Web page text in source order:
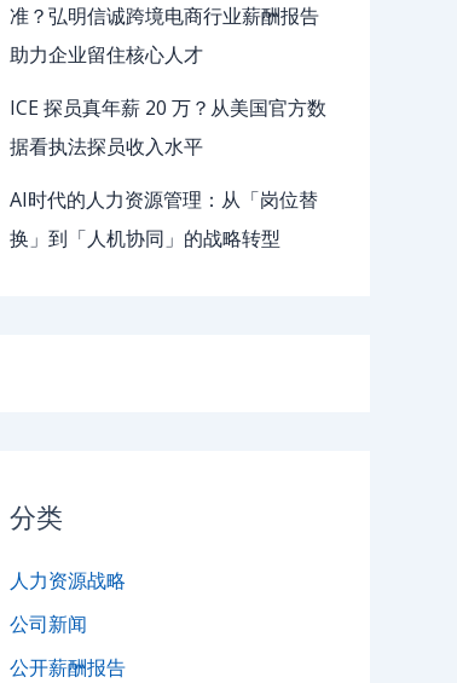
准？弘明信诚跨境电商行业薪酬报告
助力企业留住核心人才
ICE 探员真年薪 20 万？从美国官方数
据看执法探员收入水平
AI时代的人力资源管理：从「岗位替
换」到「人机协同」的战略转型
分类
人力资源战略
公司新闻
公开薪酬报告